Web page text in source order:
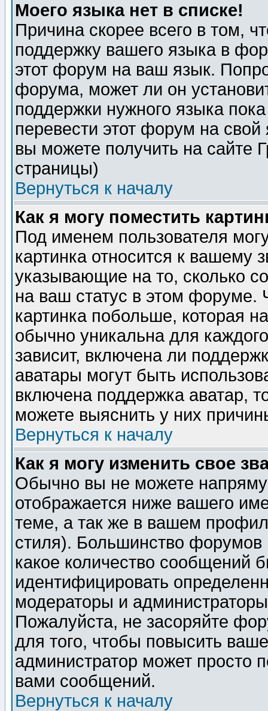
Моего языка нет в списке!
Причина скорее всего в том,
поддержку вашего языка в
этот форум на ваш язык.
форума, может ли он
поддержки нужного языка
перевести этот форум на
вы можете получить на сайте
страницы)
Вернуться к началу
Как я могу поместить
Под именем пользователя
картинка относится к вашему
указывающие на то, сколько
на ваш статус в этом форуме.
картинка побольше, которая
обычно уникальна для
зависит, включена ли
аватары могут быть
включена поддержка аватар,
можете выяснить у них
Вернуться к началу
Как я могу изменить свое
Обычно вы не можете
отображается ниже вашего
теме, а так же в вашем
стиля). Большинство форумов
какое количество сообщений
идентифицировать
модераторы и
Пожалуйста, не засоряйте
для того, чтобы повысить
администратор может просто
вами сообщений.
Вернуться к началу